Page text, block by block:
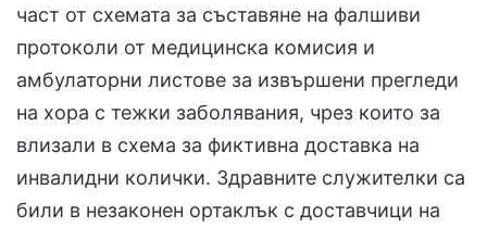
част от схемата за съставяне на фалшиви
протоколи от медицинска комисия и
амбулаторни листове за извършени прегледи
на хора с тежки заболявания, чрез които за
влизали в схема за фиктивна доставка на
инвалидни колички. Здравните служителки са
били в незаконен ортаклък с доставчици на